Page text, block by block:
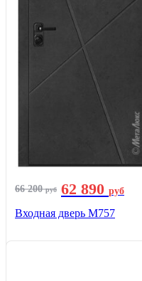
66 200руб 62 890 руб
Входная дверь М757